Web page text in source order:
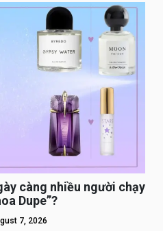
càng nhiều người chạy
Dupe”?
7, 2026